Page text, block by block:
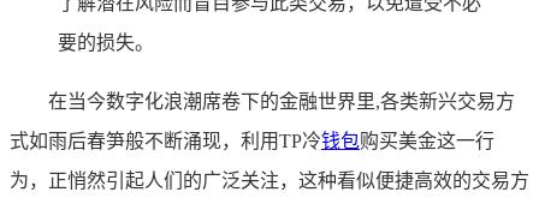
要的损失。
在当今数字化浪潮席卷下的金融世界里,各类新兴交易方
式如雨后春笋般不断涌现，利用TP冷钱包购买美金这一行
为，正悄然引起人们的广泛关注，这种看似便捷高效的交易方